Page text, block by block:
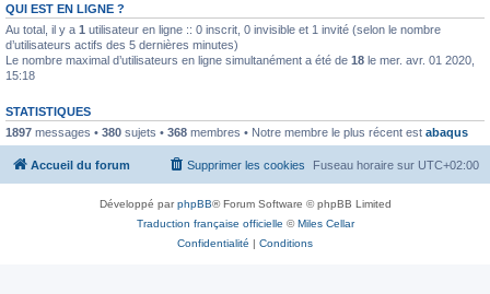
QUI EST EN LIGNE ?
Au total, il y a 1 utilisateur en ligne :: 0 inscrit, 0 invisible et 1 invité (selon le nombre
d’utilisateurs actifs des 5 dernières minutes)
Le nombre maximal d’utilisateurs en ligne simultanément a été de 18 le mer. avr. 01 2020,
15:18
STATISTIQUES
1897 messages • 380 sujets • 368 membres • Notre membre le plus récent est abaqus
Accueil du forum Fuseau horaire sur UTC+02:00
Supprimer les cookies
Développé parphpBB® Forum Software © phpBB Limited
Traduction française officielle ©Miles Cellar
Confidentialité | Conditions